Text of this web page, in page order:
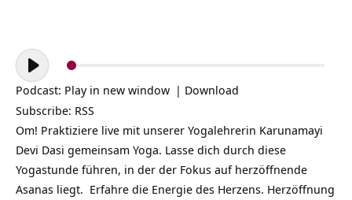
Audio-
Player
Podcast: Play in new window | Download
Subscribe: RSS
Om! Praktiziere live mit unserer Yogalehrerin Karunamayi
Devi Dasi gemeinsam Yoga. Lasse dich durch diese
Yogastunde führen, in der der Fokus auf herzöffnende
Asanas liegt. Erfahre die Energie des Herzens. Herzöffnung